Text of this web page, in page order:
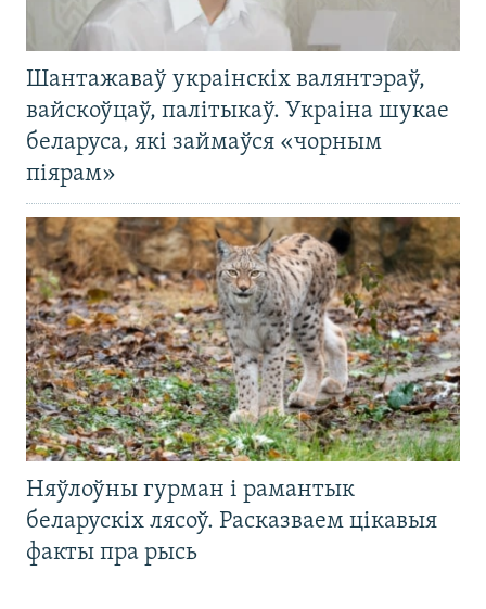
Шантажаваў украінскіх валянтэраў,
вайскоўцаў, палітыкаў. Украіна шукае
беларуса, які займаўся «чорным
піярам»
Няўлоўны гурман і рамантык
беларускіх лясоў. Расказваем цікавыя
факты пра рысь